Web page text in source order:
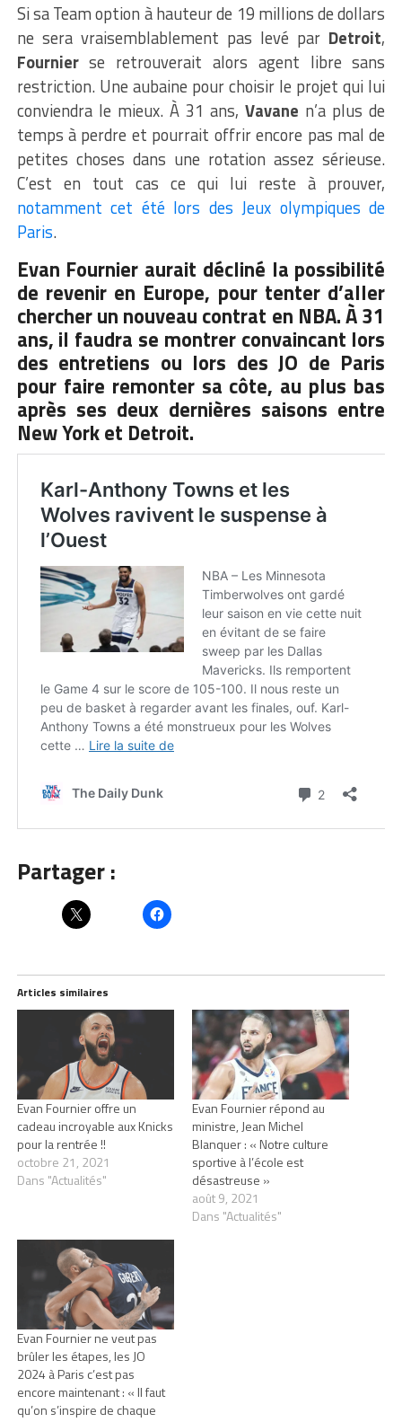
Si sa Team option à hauteur de 19 millions de dollars
ne sera vraisemblablement pas levé par Detroit,
Fournierse retrouverait alors agent libre sans
restriction. Une aubaine pour choisir le projet qui lui
conviendra le mieux. À 31 ans,Vavane n’a plus de
temps à perdre et pourrait offrir encore pas mal de
petites choses dans une rotation assez sérieuse.
C’est en tout cas ce qui lui reste à prouver,
notamment cet été lors des Jeux olympiques de
Paris.
Evan Fournier aurait décliné la possibilité
de revenir en Europe, pour tenter d’aller
chercher un nouveau contrat en NBA. À 31
ans, il faudra se montrer convaincant lors
des entretiens ou lors des JO de Paris
pour faire remonter sa côte, au plus bas
après ses deux dernières saisons entre
New York et Detroit.
Partager :
Articles similaires
Evan Fournier offre un
cadeau incroyable aux Knicks
pour la rentrée !!
octobre 21, 2021
Dans "Actualités"
Evan Fournier répond au
ministre, Jean Michel
Blanquer : « Notre culture
sportive à l’école est
désastreuse »
août 9, 2021
Dans "Actualités"
Evan Fournier ne veut pas
brûler les étapes, les JO
2024 à Paris c’est pas
encore maintenant : « Il faut
qu’on s’inspire de chaque